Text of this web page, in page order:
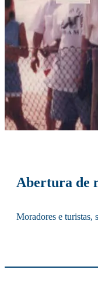
Abertura de
Moradores e turistas,